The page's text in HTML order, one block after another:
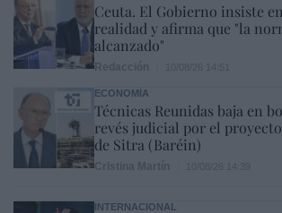
Ceuta. El Gobierno insiste
realidad y afirma que "la
alcanzado"
ECONOMÍA
Técnicas Reunidas baja en
revés judicial por el
de Sitra (Baréin)
INTERNACIONAL